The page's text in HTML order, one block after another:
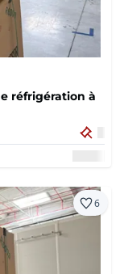
réfrigération à
6